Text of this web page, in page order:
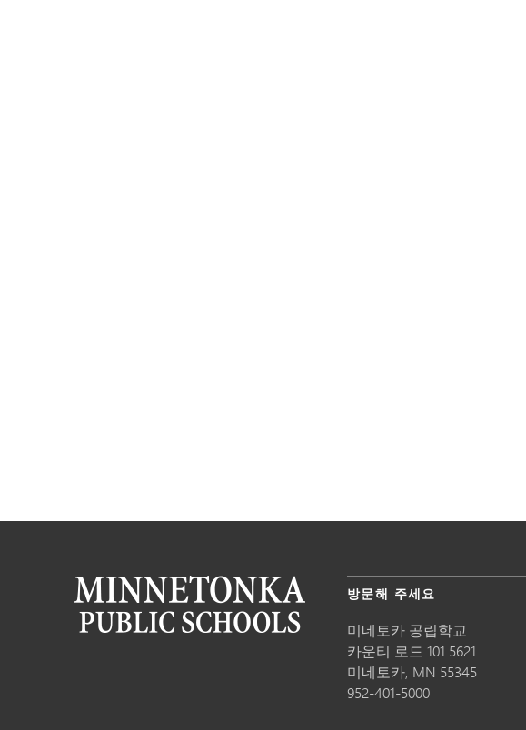
방문해 주세요
미네토카 공립학교
카운티 로드 101 5621
미네토카, MN 55345
952-401-5000